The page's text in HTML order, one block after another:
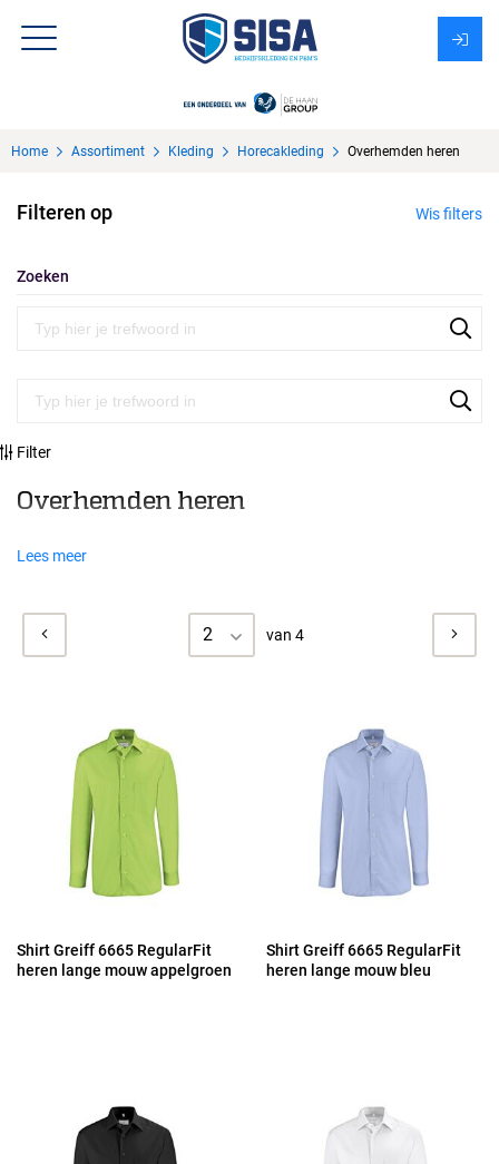
Over Sisa
KMS
Uitzendbureau?
Home Assortiment Kleding Horecakleding Overhemden heren
Filteren op Wis filters
Zoeken
Filter
Overhemden heren
Lees meer
2 van 4
Shirt Greiff 6665 RegularFit
heren lange mouw appelgroen
Shirt Greiff 6665 RegularFit
heren lange mouw bleu